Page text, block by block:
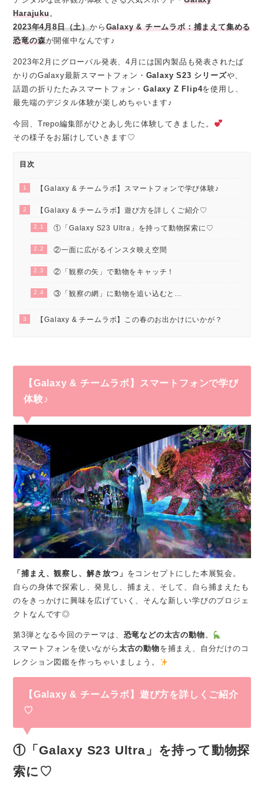
Harajuku。
2023年4月8日（土）から Galaxy & チームラボ：捕まえて集める
恐竜の森が開催中なんです♪
2023年2月にグローバル発表、4月には国内製品も発表されたば
かりのGalaxy最新スマートフォン・ Galaxy S23 シリーズや、
話題の折りたたみスマートフォン・Galaxy Z Flip4を使用し、
最先端のデジタル体験が楽しめちゃいます♪
今回、Trepo編集部がひとあし先に体験してきました。
その様子をお届けしていきます♡
目次
1 【Galaxy & チームラボ】スマートフォンで学び体験♪
2 【Galaxy & チームラボ】遊び方を詳しくご紹介♡
2.1 ①「Galaxy S23 Ultra」を持って動物探索に♡
2.2 ②一面に広がるインスタ映え空間
2.3 ②「観察の矢」で動物をキャッチ！
2.4 ③「観察の網」に動物を追い込むと…
3 【Galaxy & チームラボ】この春のお出かけにいかが？
【Galaxy & チームラボ】スマートフォンで学び
体験♪
「捕まえ、観察し、解き放つ」 をコンセプトにした本展覧会。
自らの身体で探索し、発見し、捕まえ、そして、自ら捕まえたも
のをきっかけに興味を広げていく、そんな新しい学びのプロジェ
クトなんです◎
第3弾となる今回のテーマは、 恐竜などの太古の動物。
スマートフォンを使いながら 太古の動物を捕まえ、自分だけのコ
レクション図鑑を作っちゃいましょう。
【Galaxy & チームラボ】遊び方を詳しくご紹介
♡
①「Galaxy S23 Ultra」を持って動物探
索に♡